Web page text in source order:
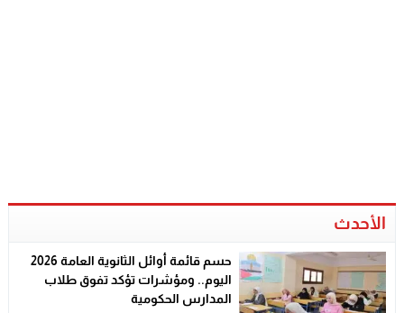
الأحدث
حسم قائمة أوائل الثانوية العامة 2026
اليوم.. ومؤشرات تؤكد تفوق طلاب
المدارس الحكومية